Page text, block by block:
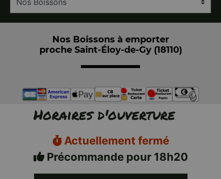
Nos Boissons à emporter
proche Saint-Éloy-de-Gy (18110)
Horaires d'ouverture
Actuellement fermé
Précommande pour 18h20